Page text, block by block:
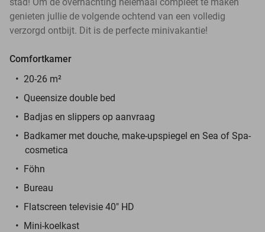
genieten jullie de volgende ochtend van een volledig
verzorgd ontbijt. Dit is de perfecte minivakantie!
Comfortkamer
20-26 m²
Queensize double bed
Badjas en slippers op aanvraag
Badkamer met douche, make-upspiegel en Sea of Spa-
cosmetica
Föhn
Bureau
Flatscreen televisie 40" HD
Mini-koelkast